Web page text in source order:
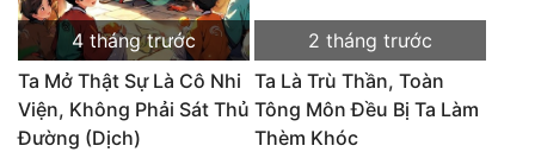
4 tháng trước
Ta Mở Thật Sự Là Cô Nhi
Viện, Không Phải Sát Thủ
Đường (Dịch)
2 tháng trước
Ta Là Trù Thần, Toàn
Tông Môn Đều Bị Ta Làm
Thèm Khóc